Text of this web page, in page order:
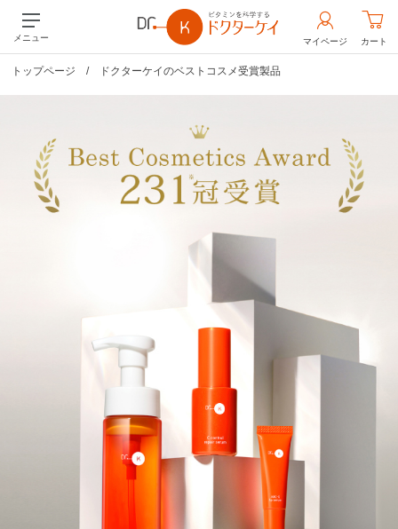
メニュー マイページ カート
トップページ / ドクターケイのベストコスメ受賞製品